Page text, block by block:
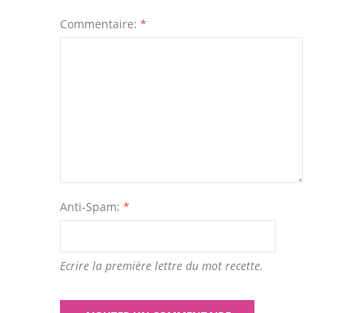
Commentaire: *
Anti-Spam: *
Ecrire la première lettre du mot recette.